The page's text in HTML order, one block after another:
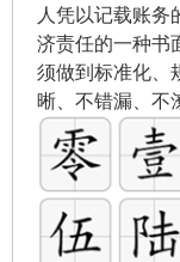
人凭以记载账
济责任的一种书
须做到标准化、
晰、不错漏、不